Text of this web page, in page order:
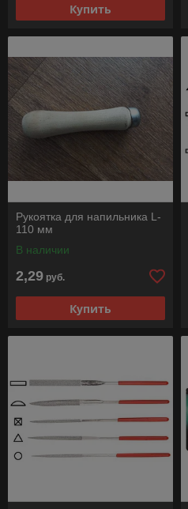
Купить
Рукоятка для напильника L-
110 мм
В наличии
2,29 руб.
Купить